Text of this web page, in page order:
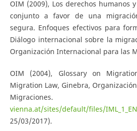
OIM (2009), Los derechos humanos
conjunto a favor de una
segura. Enfoques efectivos para
Diálogo internacional sobre la
Organización Internacional para las
OIM (2004), Glossary on
Migration Law, Ginebra,
vienna.at/sites/default/files/
25/03/2017).